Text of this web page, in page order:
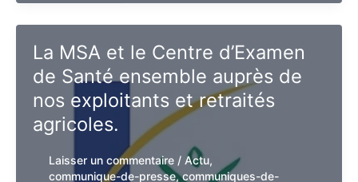
tué.
Une
mère
a
été
Mettons
La MSA et le Centre d’Examen
de Santé ensemble auprès de
nos exploitants et retraités
agricoles.
Laisser un commentaire /Actu,